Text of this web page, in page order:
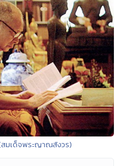
มเด็จพระญาณสังวร)